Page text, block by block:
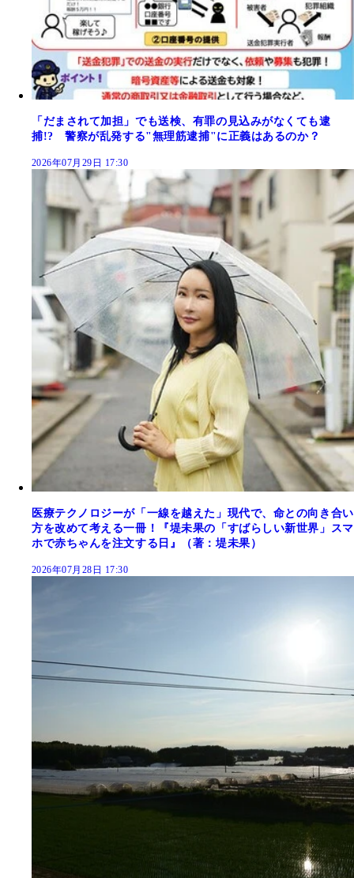
「だまされて加担」でも送検、有罪の見込みがなくても逮
捕!? 警察が乱発する"無理筋逮捕"に正義はあるのか？
2026年07月29日 17:30
医療テクノロジーが「一線を越えた」現代で、命との向き合い
方を改めて考える一冊！『堤未果の「すばらしい新世界」スマ
ホで赤ちゃんを注文する日』（著：堤未果）
2026年07月28日 17:30